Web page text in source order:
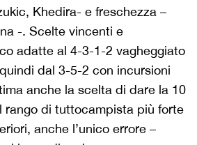
Khedira- e freschezza –
-. Scelte vincenti e
adatte al 4-3-1-2 vagheggiato
dal 3-5-2 con incursioni
anche la scelta di dare la 10
rango di tuttocampista più forte
anche l’unico errore –